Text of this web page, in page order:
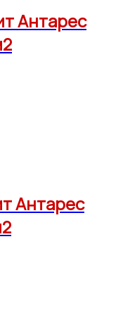
Антарес
Антарес